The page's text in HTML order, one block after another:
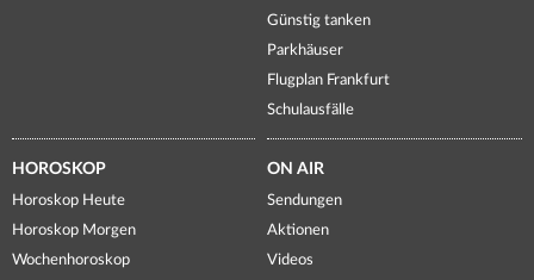
Günstig tanken
Parkhäuser
Flugplan Frankfurt
Schulausfälle
HOROSKOP
Horoskop Heute
Horoskop Morgen
Wochenhoroskop
ON AIR
Sendungen
Aktionen
Videos